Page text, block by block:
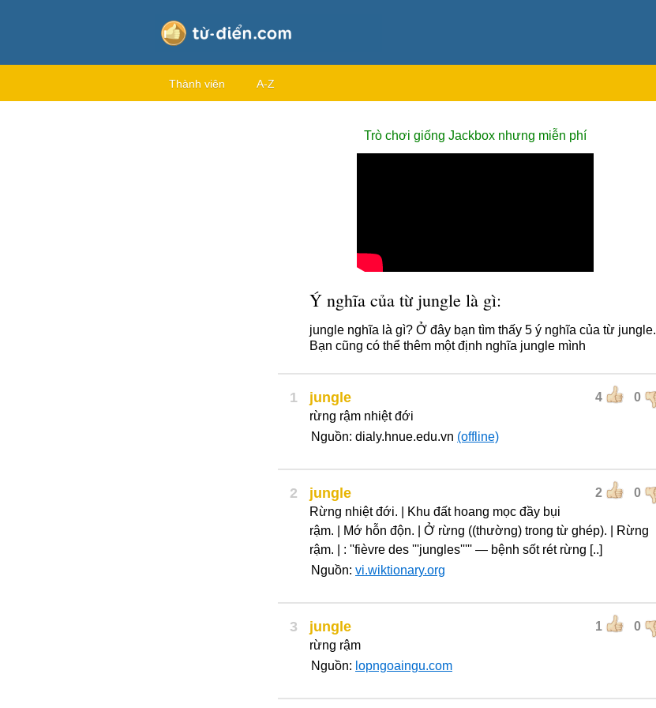
Thành viên A-Z
Trò chơi giống Jackbox nhưng miễn phí
Ý nghĩa của từ jungle là gì:
jungle nghĩa là gì? Ở đây bạn tìm thấy 5 ý nghĩa của từ jungle.
Bạn cũng có thể thêm một định nghĩa jungle mình
1 4 0
jungle
rừng rậm nhiệt đới
Nguồn: dialy.hnue.edu.vn (offline)
2 2 0
jungle
Rừng nhiệt đới. | Khu đất hoang mọc đầy bụi
rậm. | Mớ hỗn độn. | Ở rừng ((thường) trong từ ghép). | Rừng
rậm. | : ''fièvre des '''jungles''''' — bệnh sốt rét rừng [..]
Nguồn: vi.wiktionary.org
3 1 0
jungle
rừng rậm
Nguồn: lopngoaingu.com